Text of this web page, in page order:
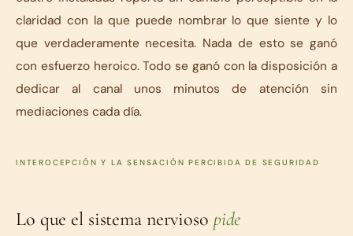
claridad con la que puede nombrar lo que siente y lo
que verdaderamente necesita. Nada de esto se ganó
con esfuerzo heroico. Todo se ganó con la disposición a
dedicar al canal unos minutos de atención sin
mediaciones cada día.
INTEROCEPCIÓN Y LA SENSACIÓN PERCIBIDA DE SEGURIDAD
Lo que el sistema nervioso pide